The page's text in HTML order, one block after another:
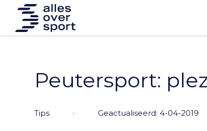
Peutersport:
tips · Geactualiseerd: 4-04-2019